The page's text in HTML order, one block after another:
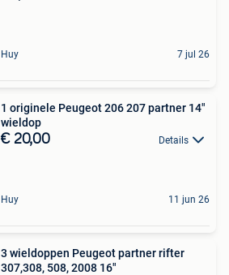
Huy 7 jul 26
1 originele Peugeot 206 207 partner 14"
wieldop
€ 20,00 Details
Huy 11 jun 26
3 wieldoppen Peugeot partner rifter
307,308, 508, 2008 16"